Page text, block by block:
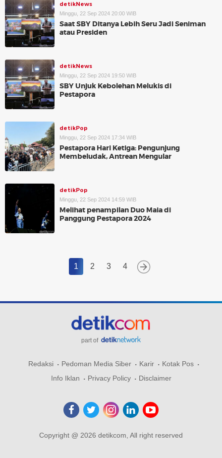
detikNews
Minggu, 22 Sep 2024 20:00 WIB
Saat SBY Ditanya Lebih Seru Jadi Seniman
atau Presiden
detikNews
Minggu, 22 Sep 2024 19:50 WIB
SBY Unjuk Kebolehan Melukis di
Pestapora
detikPop
Minggu, 22 Sep 2024 17:34 WIB
Pestapora Hari Ketiga: Pengunjung
Membeludak, Antrean Mengular
detikPop
Minggu, 22 Sep 2024 14:59 WIB
Melihat penampilan Duo Maia di
Panggung Pestapora 2024
1 2 3 4
part of
Redaksi Pedoman Media Siber Karir
Kotak Pos
Info Iklan
Privacy Policy Disclaimer
Copyright @ 2026 detikcom, All right reserved